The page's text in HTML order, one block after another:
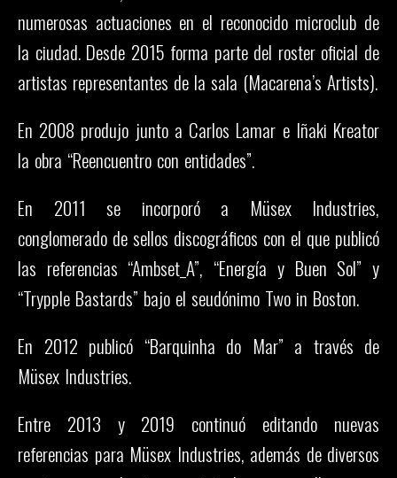
numerosas actuaciones en el reconocido microclub de
la ciudad. Desde 2015 forma parte del roster oficial de
artistas representantes de la sala (Macarena’s Artists).
En 2008 produjo junto a Carlos Lamar e Iñaki Kreator
la obra “Reencuentro con entidades”.
En 2011 se incorporó a Müsex Industries,
conglomerado de sellos discográficos con el que publicó
las referencias “Ambset_A”, “Energía y Buen Sol” y
“Trypple Bastards” bajo el seudónimo Two in Boston.
En 2012 publicó “Barquinha do Mar” a través de
Müsex Industries.
Entre 2013 y 2019 continuó editando nuevas
referencias para Müsex Industries, además de diversos